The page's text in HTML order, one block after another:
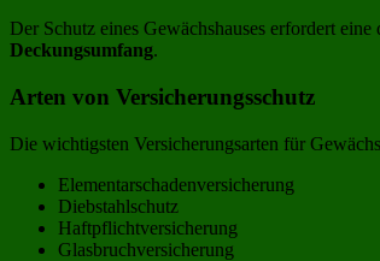
Der Schutz eines Gewächshauses erfordert
Deckungsumfang.
Arten von Versicherungsschutz
Die wichtigsten Versicherungsarten für
Elementarschadenversicherung
Diebstahlschutz
Haftpflichtversicherung
Glasbruchversicherung